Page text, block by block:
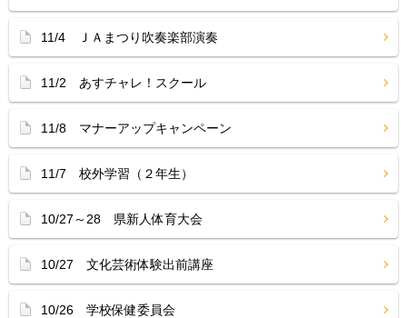
11/4 ＪＡまつり吹奏楽部演奏
11/2 あすチャレ！スクール
11/8 マナーアップキャンペーン
11/7 校外学習（２年生）
10/27～28 県新人体育大会
10/27 文化芸術体験出前講座
10/26 学校保健委員会